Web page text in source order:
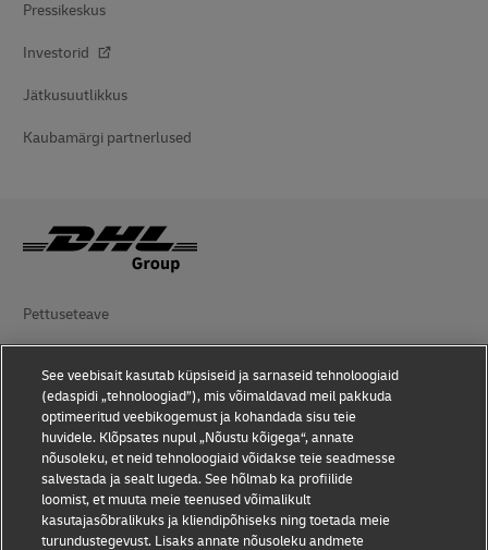
Pressikeskus
Investorid
Jätkusuutlikkus
Kaubamärgi partnerlused
Pettuseteave
Kasutustingimused
Andmekaitse
Juurdepääsetavus
Lisateave
See veebisait kasutab küpsiseid ja sarnaseid tehnoloogiaid
(edaspidi „tehnoloogiad”), mis võimaldavad meil pakkuda
optimeeritud veebikogemust ja kohandada sisu teie
huvidele. Klõpsates nupul „Nõustu kõigega“, annate
nõusoleku, et neid tehnoloogiaid võidakse teie seadmesse
salvestada ja sealt lugeda. See hõlmab ka profiilide
loomist, et muuta meie teenused võimalikult
kasutajasõbralikuks ja kliendipõhiseks ning toetada meie
turundustegevust. Lisaks annate nõusoleku andmete